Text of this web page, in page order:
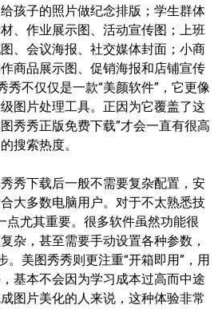
孩子的照片做纪念排版；学生群体
、作业展示图、活动宣传图；上班
、会议海报、社交媒体封面；小商
商品展示图、促销海报和店铺宣传
秀不仅仅是一款“美颜软件”，它更像
图片处理工具。正因为它覆盖了这
秀秀正版免费下载”才会一直有很高
的搜索热度。
秀下载后一般不需要复杂配置，安
大多数电脑用户。对于不太熟悉技
点尤其重要。很多软件虽然功能很
杂，甚至需要手动设置各种参数，
。美图秀秀则更注重“开箱即用”，用
基本不会因为学习成本过高而中途
图片美化的人来说，这种体验非常